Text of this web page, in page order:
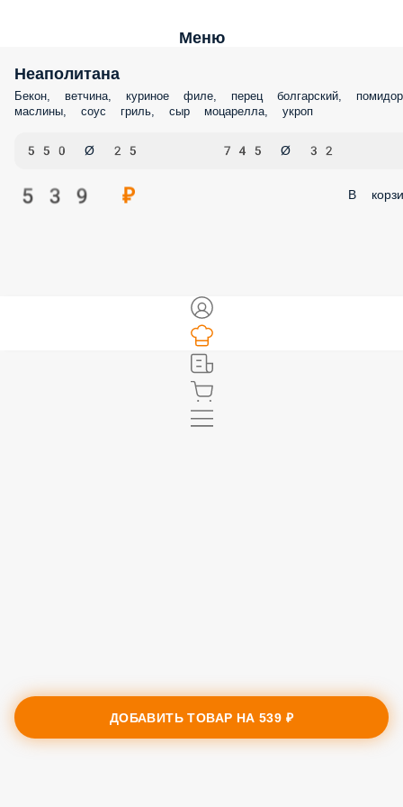
Меню
Неаполитана
Бекон, ветчина, куриное филе, перец болгарский,
маслины, соус гриль, сыр моцарелла, укроп
550 Ø 25 745 Ø 32
539 ₽ В
ДОБАВИТЬ ТОВАР НА539 ₽